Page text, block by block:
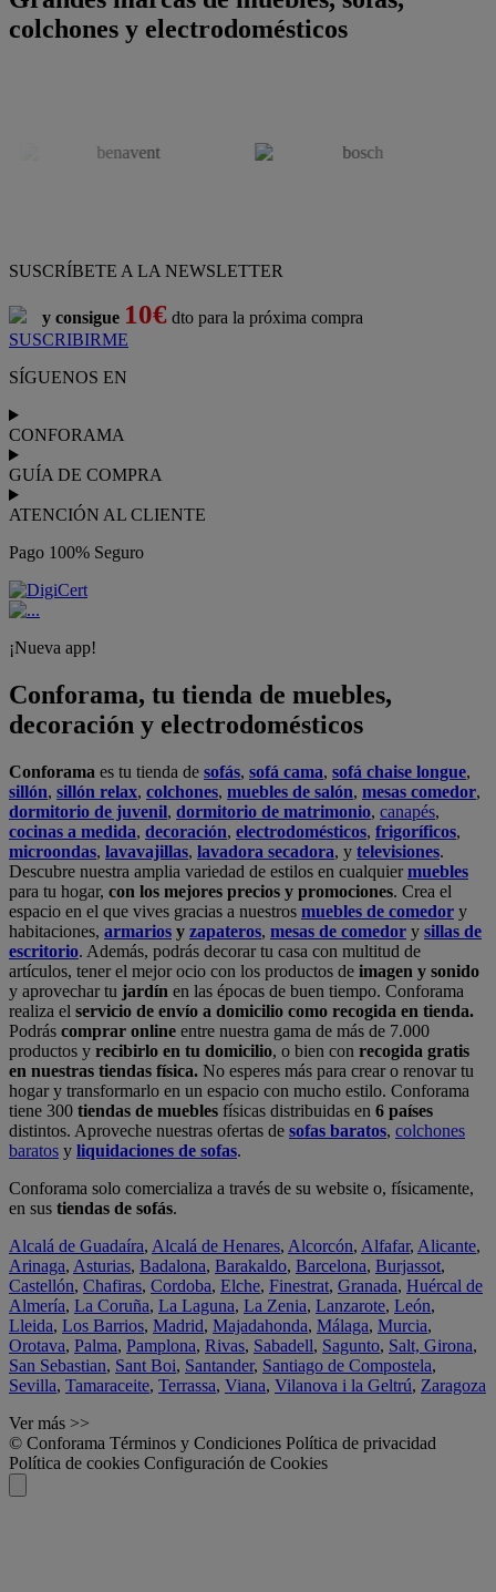
colchones y electrodomésticos
SUSCRÍBETE A LA NEWSLETTER
y consigue 10€ dto para la próxima compra
SUSCRIBIRME
SÍGUENOS EN
CONFORAMA
GUÍA DE COMPRA
ATENCIÓN AL CLIENTE
Pago 100% Seguro
¡Nueva app!
Conforama, tu tienda de muebles,
decoración y electrodomésticos
Conforama es tu tienda de sofás, sofá cama, sofá chaise longue,
sillón, sillón relax, colchones, muebles de salón, mesas comedor,
dormitorio de juvenil, dormitorio de matrimonio, canapés,
cocinas a medida, decoración, electrodomésticos, frigoríficos,
microondas, lavavajillas, lavadora secadora, y televisiones.
Descubre nuestra amplia variedad de estilos en cualquiermuebles
para tu hogar, con los mejores precios y promociones. Crea el
espacio en el que vives gracias a nuestros muebles de comedor y
habitaciones, armarios y zapateros, mesas de comedor y sillas de
escritorio. Además, podrás decorar tu casa con multitud de
artículos, tener el mejor ocio con los productos de imagen y sonido
y aprovechar tu jardín en las épocas de buen tiempo. Conforama
realiza el servicio de envío a domicilio como recogida en tienda.
Podrás comprar online entre nuestra gama de más de 7.000
productos y recibirlo en tu domicilio, o bien con recogida gratis
en nuestras tiendas física. No esperes más para crear o renovar tu
hogar y transformarlo en un espacio con mucho estilo. Conforama
tiene 300 tiendas de muebles físicas distribuidas en 6 países
distintos. Aproveche nuestras ofertas de sofas baratos, colchones
baratos y liquidaciones de sofas.
Conforama solo comercializa a través de su website o, físicamente,
en sus tiendas de sofás.
Alcalá de Guadaíra, Alcalá de Henares, Alcorcón, Alfafar, Alicante,
Arinaga, Asturias, Badalona, Barakaldo, Barcelona, Burjassot,
Castellón, Chafiras, Cordoba, Elche, Finestrat, Granada, Huércal de
Almería, La Coruña, La Laguna, La Zenia, Lanzarote, León,
Lleida, Los Barrios, Madrid, Majadahonda, Málaga, Murcia,
Orotava, Palma, Pamplona, Rivas, Sabadell, Sagunto, Salt, Girona,
San Sebastian, Sant Boi, Santander, Santiago de Compostela,
Sevilla, Tamaraceite, Terrassa, Viana, Vilanova i la Geltrú, Zaragoza
Ver más >>
© Conforama Términos y Condiciones Política de privacidad
Política de cookies Configuración de Cookies